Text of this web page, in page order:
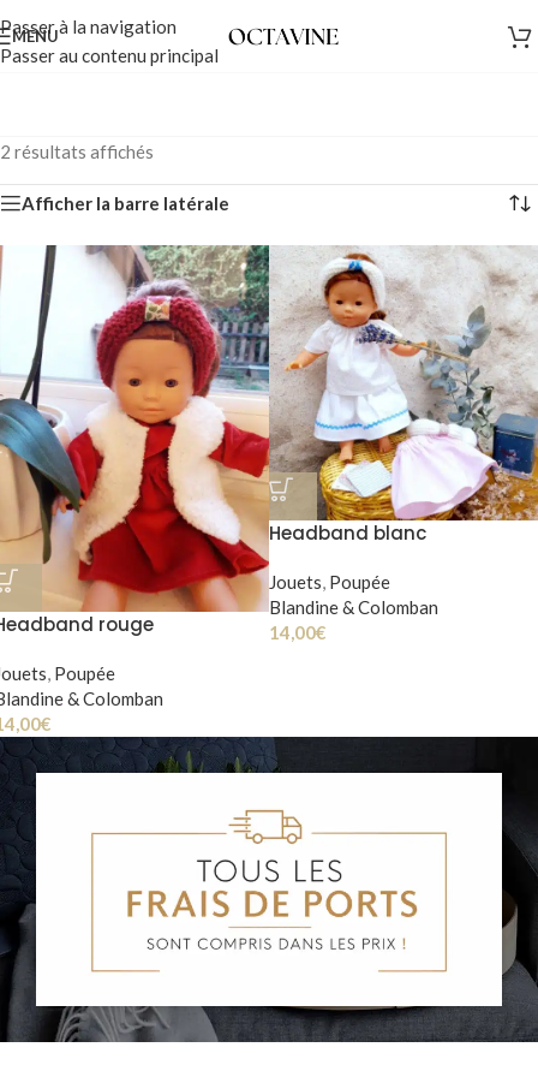
Passer à la navigation
Passer au contenu principal
MENU
2 résultats affichés
Afficher la barre latérale
rouge
, Poupée
& Colomban
€
Headband blanc
Jouets, Poupée
Blandine & Colomban
14,00€